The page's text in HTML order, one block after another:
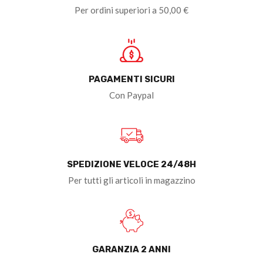
Per ordini superiori a 50,00 €
PAGAMENTI SICURI
Con Paypal
SPEDIZIONE VELOCE 24/48H
Per tutti gli articoli in magazzino
GARANZIA 2 ANNI